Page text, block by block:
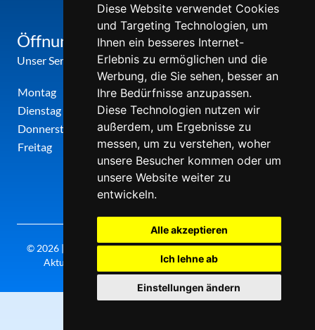
Diese Website verwendet Cookies
und Targeting Technologien, um
Ihnen ein besseres Internet-
Erlebnis zu ermöglichen und die
Werbung, die Sie sehen, besser an
Ihre Bedürfnisse anzupassen.
Diese Technologien nutzen wir
außerdem, um Ergebnisse zu
messen, um zu verstehen, woher
unsere Besucher kommen oder um
unsere Website weiter zu
entwickeln.
Alle akzeptieren
Ich lehne ab
Einstellungen ändern
Öffnungszeiten
Unser Service-Center ist zu folgenden Zeiten geöffnet
Montag
12:00 Uhr - 17:00 Uhr
Dienstag
09:00 Uhr - 12:00 Uhr
Donnerstag
09:00 Uhr - 12:00 Uhr
Freitag
09:00 Uhr - 12:00 Uhr
© 2026 | Theatergemeinde metropole ruhr | 2026/27 | Letzte
Aktualisierung: Samstag, 08. August 2026, 20:30 Uhr